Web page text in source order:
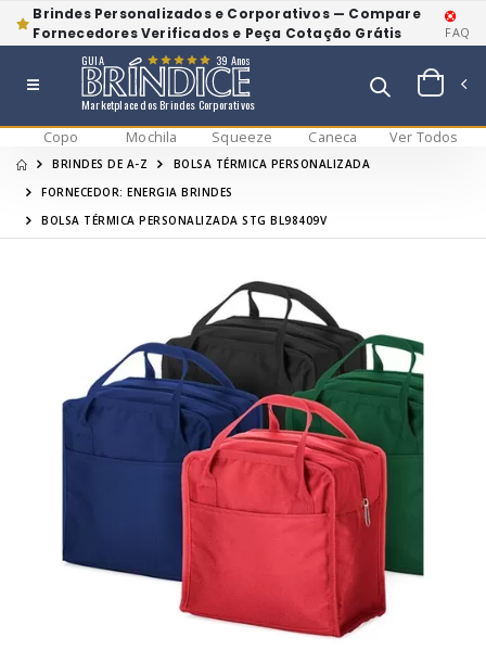
Brindes Personalizados e Corporativos — Compare
Fornecedores Verificados e Peça Cotação Grátis
FAQ
Marketplace dos Brindes Corporativos
GUIA 39 Anos
Copo Mochila Squeeze Caneca Ver Todos
BRINDES DE A-Z
BOLSA TÉRMICA PERSONALIZADA
FORNECEDOR: ENERGIA BRINDES
BOLSA TÉRMICA PERSONALIZADA STG BL98409V